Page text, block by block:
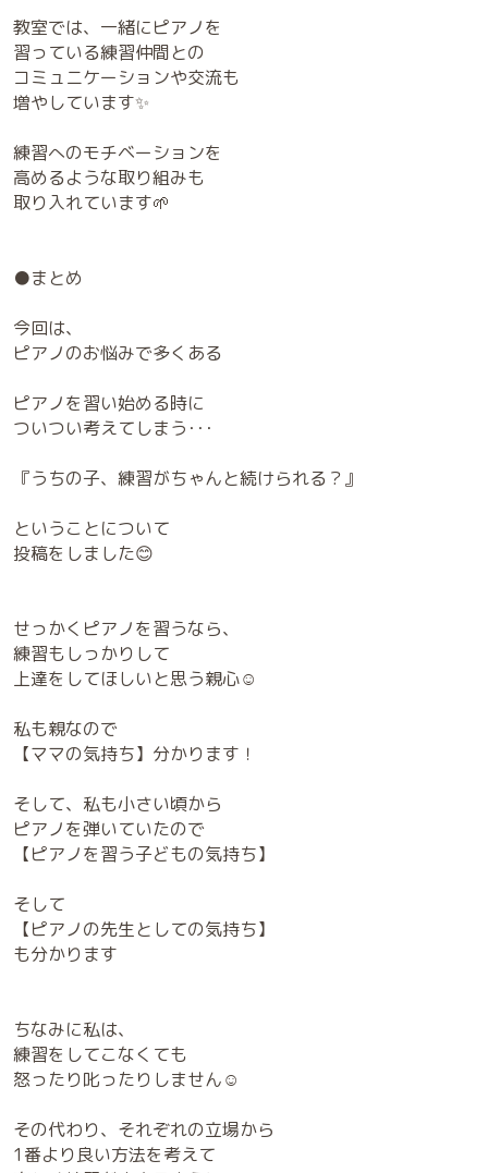
教室では、一緒にピアノを
習っている練習仲間との
コミュニケーションや交流も
増やしています✨
練習へのモチベーションを
高めるような取り組みも
取り入れています🌱
⁡●まとめ
今回は、
ピアノのお悩みで多くある
ピアノを習い始める時に
ついつい考えてしまう･･･
『うちの子、練習がちゃんと続けられる？』
ということについて
投稿をしました😊
せっかくピアノを習うなら、
練習もしっかりして
上達をしてほしいと思う親心☺️
私も親なので
【ママの気持ち】分かります！
そして、私も小さい頃から
ピアノを弾いていたので
【ピアノを習う子どもの気持ち】
そして
【ピアノの先生としての気持ち】
も分かります
ちなみに私は、
練習をしてこなくても
怒ったり叱ったりしません☺️
その代わり、それぞれの立場から
1番より良い方法を考えて